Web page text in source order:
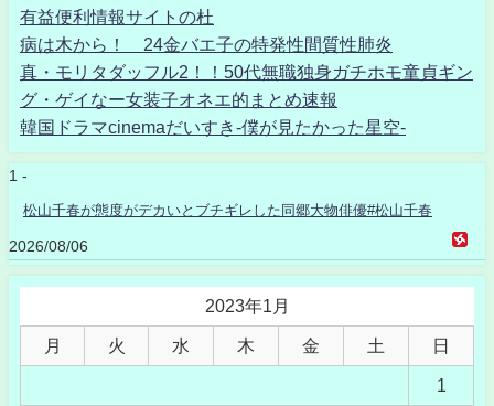
有益便利情報サイトの杜
病は木から！ 24金バエ子の特発性間質性肺炎
真・モリタダッフル2！！50代無職独身ガチホモ童貞ギン
グ・ゲイなー女装子オネエ的まとめ速報
韓国ドラマcinemaだいすき-僕が見たかった星空-
1 -
松山千春が態度がデカいとブチギレした同郷大物俳優#松山千春
2026/08/06
2023年1月
月 火 水 木 金 土 日
1